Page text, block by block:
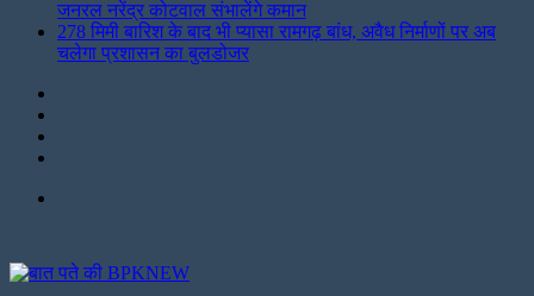
जनरल नरेंद्र कोटवाल संभालेंगे कमान
278 मिमी बारिश के बाद भी प्यासा रामगढ़ बांध, अवैध निर्माणों पर अब
चलेगा प्रशासन का बुलडोजर